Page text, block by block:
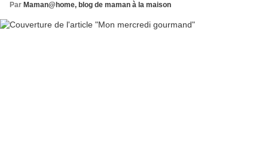
Par Maman@home, blog de maman à la maison